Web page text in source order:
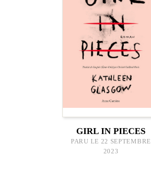
GIRL IN PIECES
PARU LE 22 SEPTEMBRE
2023